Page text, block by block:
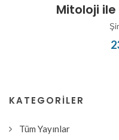
Mitoloji
KATEGORILER
Tüm Yayınlar